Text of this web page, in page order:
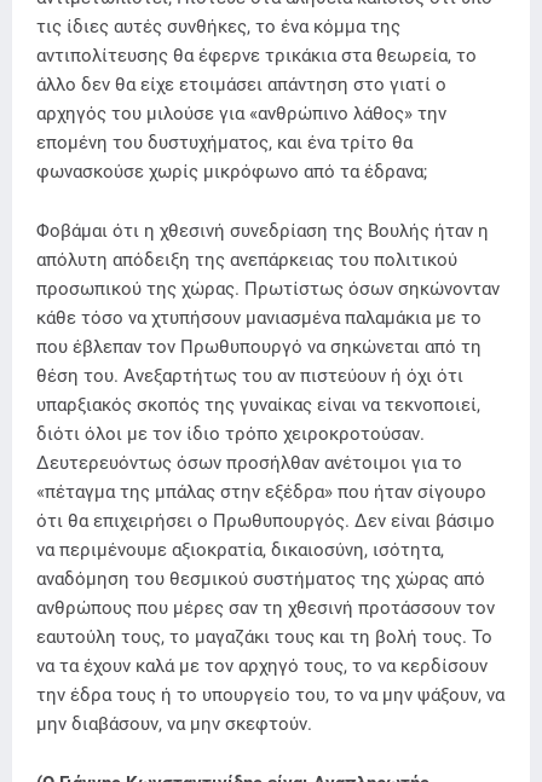
τις ίδιες αυτές συνθήκες, το ένα κόμμα της
αντιπολίτευσης θα έφερνε τρικάκια στα θεωρεία, το
άλλο δεν θα είχε ετοιμάσει απάντηση στο γιατί ο
αρχηγός του μιλούσε για «ανθρώπινο λάθος» την
επομένη του δυστυχήματος, και ένα τρίτο θα
φωνασκούσε χωρίς μικρόφωνο από τα έδρανα;
Φοβάμαι ότι η χθεσινή συνεδρίαση της Βουλής ήταν η
απόλυτη απόδειξη της ανεπάρκειας του πολιτικού
προσωπικού της χώρας. Πρωτίστως όσων σηκώνονταν
κάθε τόσο να χτυπήσουν μανιασμένα παλαμάκια με το
που έβλεπαν τον Πρωθυπουργό να σηκώνεται από τη
θέση του. Ανεξαρτήτως του αν πιστεύουν ή όχι ότι
υπαρξιακός σκοπός της γυναίκας είναι να τεκνοποιεί,
διότι όλοι με τον ίδιο τρόπο χειροκροτούσαν.
Δευτερευόντως όσων προσήλθαν ανέτοιμοι για το
«πέταγμα της μπάλας στην εξέδρα» που ήταν σίγουρο
ότι θα επιχειρήσει ο Πρωθυπουργός. Δεν είναι βάσιμο
να περιμένουμε αξιοκρατία, δικαιοσύνη, ισότητα,
αναδόμηση του θεσμικού συστήματος της χώρας από
ανθρώπους που μέρες σαν τη χθεσινή προτάσσουν τον
εαυτούλη τους, το μαγαζάκι τους και τη βολή τους. Το
να τα έχουν καλά με τον αρχηγό τους, το να κερδίσουν
την έδρα τους ή το υπουργείο του, το να μην ψάξουν, να
μην διαβάσουν, να μην σκεφτούν.